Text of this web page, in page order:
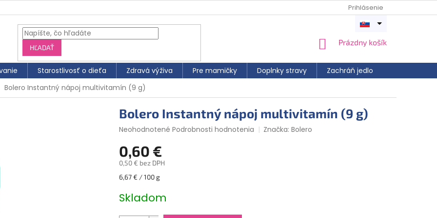
Prihlásenie
HĽADAŤ
NÁKUPNÝ
Prázdny košík
Starostlivosť o dieťa Zdravá výživa Pre mamičky Doplnky stravy Zachráň jedlo
Otvoriť
Bolero Instantný nápoj multivitamín (9 g)
Bolero Instantný nápoj multivitamín (9 g)
Priemerné
produktu
je
0,0
z
hviezdičiek.
Neohodnotené Podrobnosti hodnotenia Značka:Bolero
0,60 €
0,50 € bez DPH
Jednotková
6,67 € / 100 g
Skladom